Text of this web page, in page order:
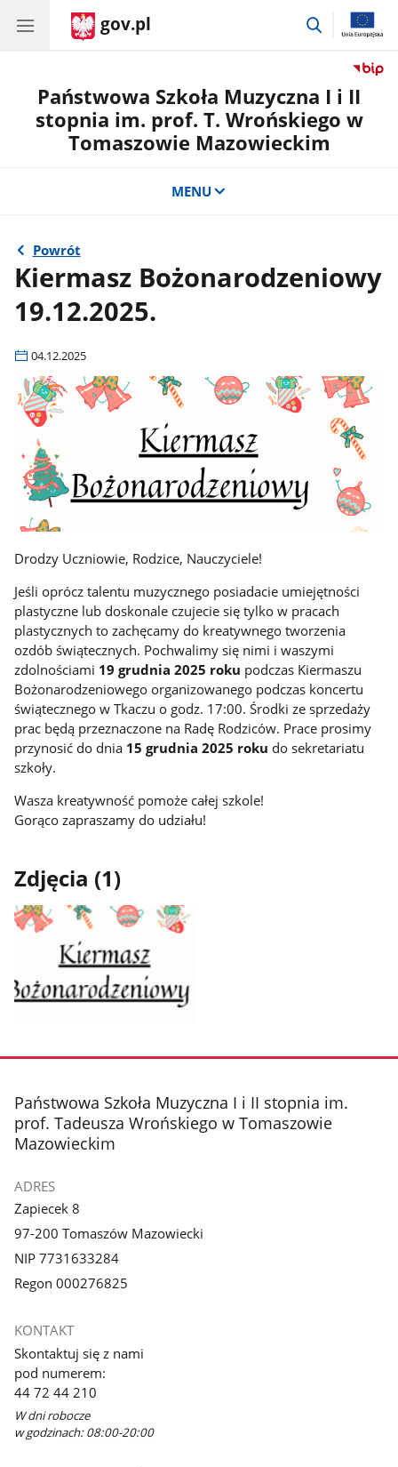
gov.pl
przejdź
Państwowa Szkoła Muzyczna I i II
stopnia im. prof. T. Wrońskiego w
Tomaszowie Mazowieckim
MENU
Powrót
Kiermasz Bożonarodzeniowy
19.12.2025.
04.12.2025
Drodzy Uczniowie, Rodzice, Nauczyciele!
Jeśli oprócz talentu muzycznego posiadacie umiejętności
plastyczne lub doskonale czujecie się tylko w pracach
plastycznych to zachęcamy do kreatywnego tworzenia
ozdób świątecznych. Pochwalimy się nimi i waszymi
zdolnościami 19 grudnia 2025 roku podczas Kiermaszu
Bożonarodzeniowego organizowanego podczas koncertu
świątecznego w Tkaczu o godz. 17:00. Środki ze sprzedaży
prac będą przeznaczone na Radę Rodziców. Prace prosimy
przynosić do dnia 15 grudnia 2025 roku do sekretariatu
szkoły.
Wasza kreatywność pomoże całej szkole!
Gorąco zapraszamy do udziału!
Zdjęcia (1)
zdjęcie
galerii.
stopka
Państwowa Szkoła Muzyczna I i II stopnia im.
prof. Tadeusza Wrońskiego w Tomaszowie
Mazowieckim
ADRES
Zapiecek 8
97-200 Tomaszów Mazowiecki
NIP 7731633284
Regon 000276825
KONTAKT
Skontaktuj się z nami
pod numerem:
44 72 44 210
W dni robocze
w godzinach: 08:00-20:00